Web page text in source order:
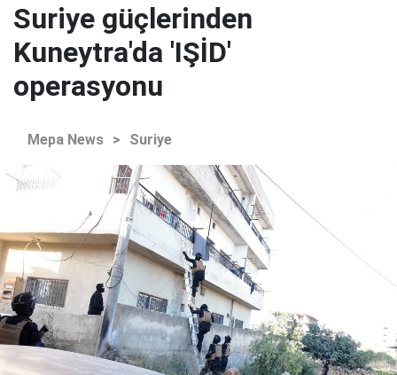
Suriye güçlerinden
Kuneytra'da 'IŞİD'
operasyonu
Mepa News > Suriye